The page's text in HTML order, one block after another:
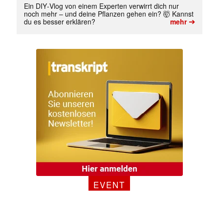
Ein DIY‑Vlog von einem Experten verwirrt dich nur
noch mehr – und deine Pflanzen gehen ein? 🤯 Kannst
du es besser erklären?
mehr➔
EVENT